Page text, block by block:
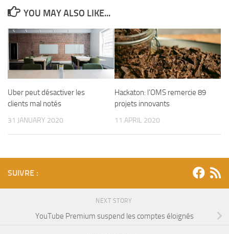
YOU MAY ALSO LIKE...
Uber peut désactiver les
clients mal notés
31 JANUARY 2020
Hackaton: l’OMS remercie 89
projets innovants
11 APRIL 2020
SUIVRE :
NEXT STORY
YouTube Premium suspend les comptes éloignés